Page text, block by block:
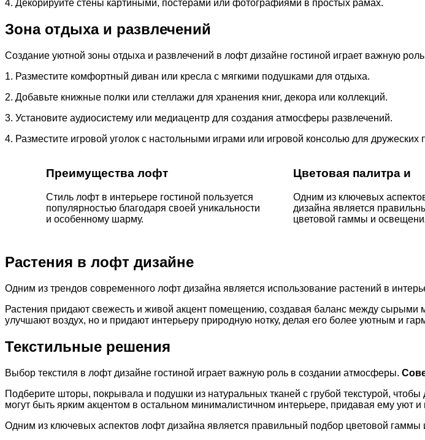
4. Декорируйте стены картиными, постерами или фотографиями в простых рамах.
Зона отдыха и развлечений
Создание уютной зоны отдыха и развлечений в лофт дизайне гостиной играет важную
1. Разместите комфортный диван или кресла с мягкими подушками для отдыха.
2. Добавьте книжные полки или стеллажи для хранения книг, декора или коллекций.
3. Установите аудиосистему или медиацентр для создания атмосферы развлечений.
4. Разместите игровой уголок с настольными играми или игровой консолью для дружеских
Преимущества лофт
Стиль лофт в интерьере гостиной пользуется
популярностью благодаря своей уникальности
и особенному шарму.
Цветовая палитра и
Одним из ключевых
дизайна является
цветовой гаммы и
Растения в лофт дизайне
Одним из трендов современного лофт дизайна является использование растений в
Растения придают свежесть и живой акцент помещению, создавая баланс между сырыми
улучшают воздух, но и придают интерьеру природную нотку, делая его более уютным и
Текстильные решения
Выбор текстиля в лофт дизайне гостиной играет важную роль в создании атмосферы.
Подберите шторы, покрывала и подушки из натуральных тканей с грубой текстурой,
могут быть ярким акцентом в остальном минималистичном интерьере, придавая ему уют и
Одним из ключевых аспектов лофт дизайна является правильный подбор цветовой гаммы